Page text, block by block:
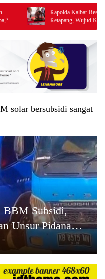
Kapolda Kalbar Resmikan Bangunan
Ketapang, Wujud Komitmen
Prima Kepolisian
solar bersubsidi sangat
BBM Subsidi,
Unsur Pidana